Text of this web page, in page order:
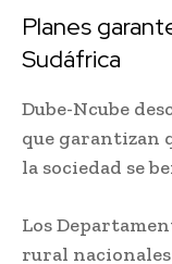
Planes
Sudáfrica
Dube-Ncube
que garantizan
la sociedad se
Los
rural